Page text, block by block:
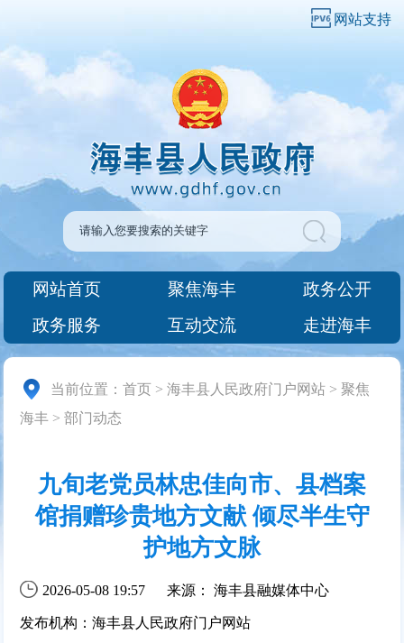
网站支持
网站首页 聚焦海丰
政务公开
政务服务
互动交流 走进海丰
当前位置：首页 >海丰县人民政府门户网站 >聚焦
海丰 >部门动态
九旬老党员林忠佳向市、县档案
馆捐赠珍贵地方文献 倾尽半生守
护地方文脉
2026-05-08 19:57 来源： 海丰县融媒体中心
发布机构：海丰县人民政府门户网站